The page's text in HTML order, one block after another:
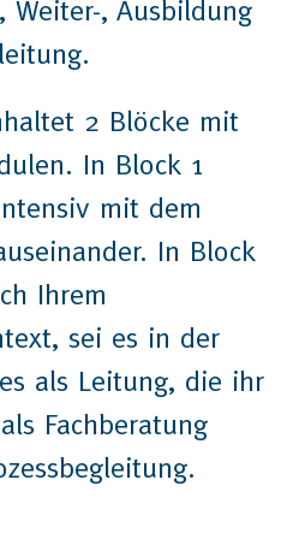
Weiter-, Ausbildung
2 Blöcke mit
In Block 1
mit dem
In Block
Ihrem
sei es in der
als Leitung, die ihr
Fachberatung